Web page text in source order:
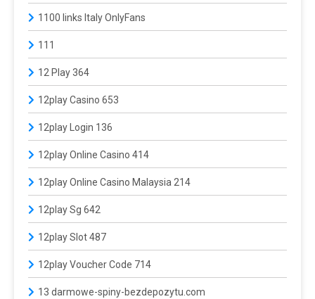
1100 links Italy OnlyFans
111
12 Play 364
12play Casino 653
12play Login 136
12play Online Casino 414
12play Online Casino Malaysia 214
12play Sg 642
12play Slot 487
12play Voucher Code 714
13 darmowe-spiny-bezdepozytu.com